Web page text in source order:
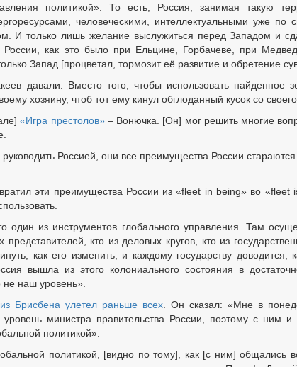
политикой». То есть, Россия, занимая такую
человеческими, интеллектуальными уже
И только лишь желание выслужиться перед Западом и
как это было при Ельцине, Горбачеве, при
Запад [процветал, тормозит её развитие и обретение
давали. Вместо того, чтобы использовать найденное
хозяину, чтоб тот ему кинул обглоданный кусок со своего
«Игра престолов»– Вонючка. [Он] мог решить многие
Россией, они все преимущества России стараются
эти преимущества России из «fleet in being» во «fleet
один из инструментов глобального управления. Там
представителей, кто из деловых кругов, кто из
как его изменить; и каждому государству доводится,
вышла из этого колониального состояния в
не наш уровень».
Брисбена улетел раньше всех . Он сказал: «Мне в
министра правительства России, поэтому с ним
политикой».
политикой, [видно по тому], как [с ним] общались